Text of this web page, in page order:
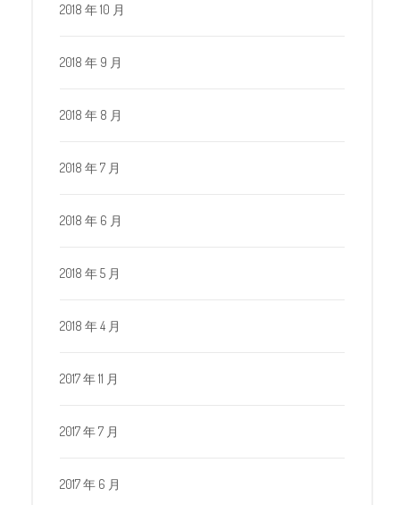
2018 年 10 月
2018 年 9 月
2018 年 8 月
2018 年 7 月
2018 年 6 月
2018 年 5 月
2018 年 4 月
2017 年 11 月
2017 年 7 月
2017 年 6 月